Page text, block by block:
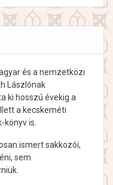
és a nemzetközi
Lászlónak
ki hosszú évekig a
a kecskeméti
is.
ismert sakkozói,
sem